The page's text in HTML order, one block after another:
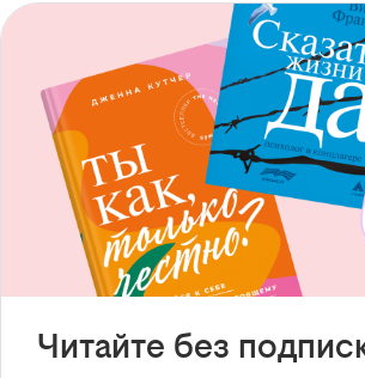
Читайте без